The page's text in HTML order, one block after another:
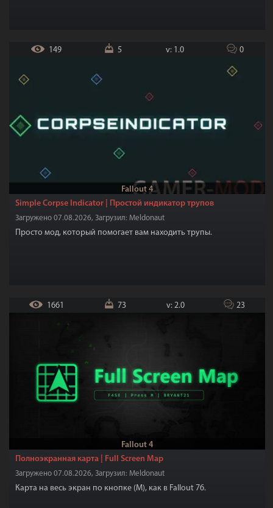
Fallout 4
149 5 v: 1.0 0
Simple Corpse Indicator | Простой индикатор трупов
Загружено 07.08.2026, Загрузил: Meldonaut
Просто мод, который помогает вам находить трупы.
Fallout 4
1661 73 v: 2.0 23
Полноэкранная карта | Full Screen Map
Загружено 07.08.2026, Загрузил: Meldonaut
Карта на весь экран по кнопке (M), как в Fallout 76.